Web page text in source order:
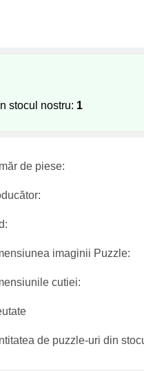
stocul nostru: 1
de piese:
imaginii Puzzle:
cutiei:
de puzzle-uri din